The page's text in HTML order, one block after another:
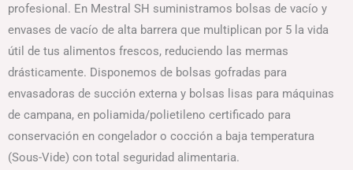
profesional. En Mestral SH suministramos bolsas de vacío y
envases de vacío de alta barrera que multiplican por 5 la vida
útil de tus alimentos frescos, reduciendo las mermas
drásticamente. Disponemos de bolsas gofradas para
envasadoras de succión externa y bolsas lisas para máquinas
de campana, en poliamida/polietileno certificado para
conservación en congelador o cocción a baja temperatura
(Sous-Vide) con total seguridad alimentaria.